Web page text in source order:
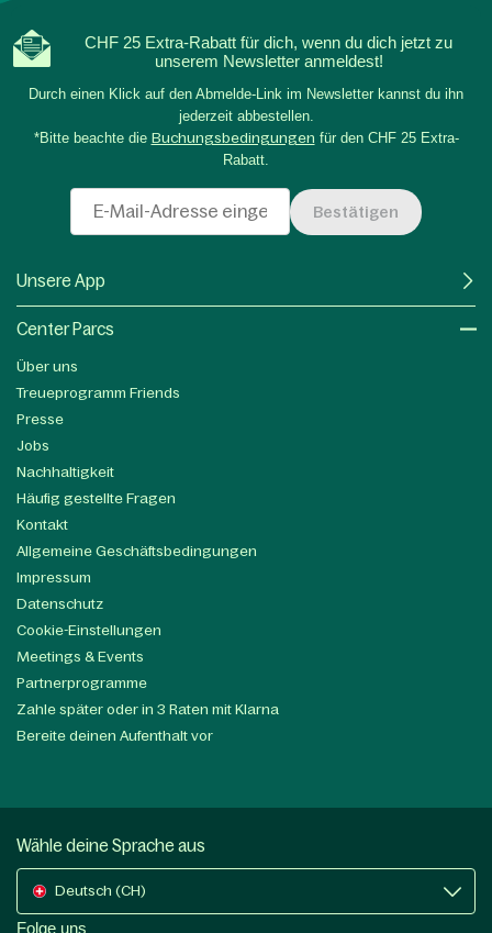
CHF 25 Extra-Rabatt für dich, wenn du dich jetzt zu
unserem Newsletter anmeldest!
Durch einen Klick auf den Abmelde-Link im Newsletter kannst du ihn
jederzeit abbestellen.
*Bitte beachte die Buchungsbedingungen für den CHF 25 Extra-
Rabatt.
Bestätigen
Unsere App
Center Parcs
Über uns
Treueprogramm Friends
Presse
Jobs
Nachhaltigkeit
Häufig gestellte Fragen
Kontakt
Allgemeine Geschäftsbedingungen
Impressum
Datenschutz
Cookie-Einstellungen
Meetings & Events
Partnerprogramme
Zahle später oder in 3 Raten mit Klarna
Bereite deinen Aufenthalt vor
Wähle deine Sprache aus
Deutsch (CH)
Folge uns